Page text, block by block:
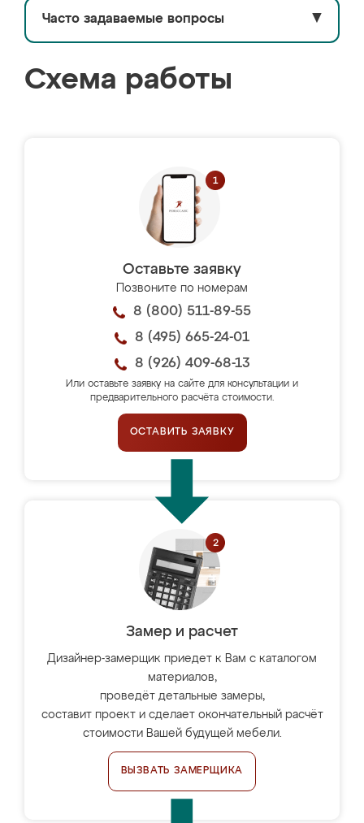
Часто задаваемые вопросы ▼
Схема работы
Оставьте заявку
Позвоните по номерам
8 (800) 511-89-55
8 (495) 665-24-01
8 (926) 409-68-13
Или оставьте заявку на сайте для консультации и
предварительного расчёта стоимости.
ОСТАВИТЬ ЗАЯВКУ
Замер и расчет
Дизайнер-замерщик приедет к Вам с каталогом
материалов,
проведёт детальные замеры,
составит проект и сделает окончательный расчёт
стоимости Вашей будущей мебели.
ВЫЗВАТЬ ЗАМЕРЩИКА